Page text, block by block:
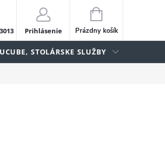
Prihlásenie
NÁKUPNÝ
KOŠÍK
Prázdny košík
STOLÁRSKE SLUŽBY